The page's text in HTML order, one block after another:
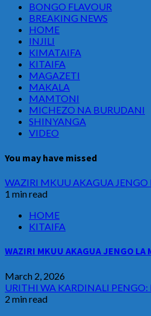
BONGO FLAVOUR
BREAKING NEWS
HOME
INJILI
KIMATAIFA
KITAIFA
MAGAZETI
MAKALA
MAMTONI
MICHEZO NA BURUDANI
SHINYANGA
VIDEO
You may have missed
WAZIRI MKUU AKAGUA
1 min read
HOME
KITAIFA
WAZIRI MKUU AKAGUA JENGO LA
March 2, 2026
URITHI WA KARDINALI
2 min read